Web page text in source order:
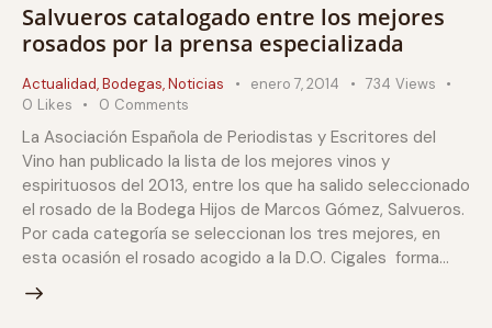
Salvueros catalogado entre los mejores
rosados por la prensa especializada
Actualidad,Bodegas,Noticias enero 7, 2014 734 Views
0 Likes 0 Comments
La Asociación Española de Periodistas y Escritores del
Vino han publicado la lista de los mejores vinos y
espirituosos del 2013, entre los que ha salido seleccionado
el rosado de la Bodega Hijos de Marcos Gómez, Salvueros.
Por cada categoría se seleccionan los tres mejores, en
esta ocasión el rosado acogido a la D.O. Cigales forma…